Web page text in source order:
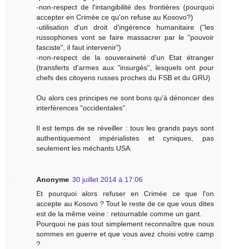
-non-respect de l'intangibilité des frontières (pourquoi
accepter en Crimée ce qu'on refuse au Kosovo?)
-utilisation d'un droit d'ingérence humanitaire ("les
russophones vont se faire massacrer par le "pouvoir
fasciste", il faut intervenir")
-non-respect de la souveraineté d'un Etat étranger
(transferts d'armes aux "insurgés", lesquels ont pour
chefs des citoyens russes proches du FSB et du GRU)
Ou alors ces principes ne sont bons qu'à dénoncer des
interférences "occidentales".
Il est temps de se réveiller : tous les grands pays sont
authentiquement impérialistes et cyniques, pas
seulement les méchants USA.
Anonyme 30 juillet 2014 à 17:06
Et pourquoi alors refuser en Crimée ce que l'on
accepte au Kosovo ? Tout le reste de ce que vous dites
est de la même veine : retournable comme un gant.
Pourquoi ne pas tout simplement reconnaître que nous
sommes en guerre et que vous avez choisi votre camp
?